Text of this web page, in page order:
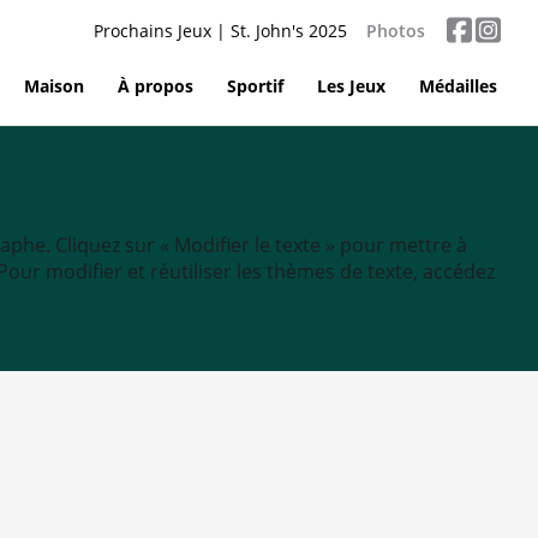
Prochains Jeux | St. John's 2025 Photos
Maison À propos Sportif Les Jeux Médailles
Cliquez sur « Modifier le texte » pour mettre à
modifier et réutiliser les thèmes de texte, accédez